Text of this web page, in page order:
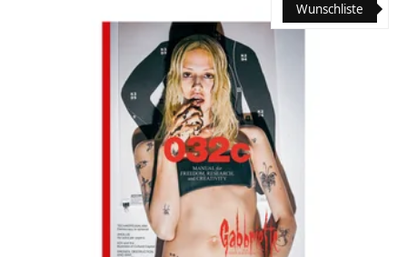
Wunschliste